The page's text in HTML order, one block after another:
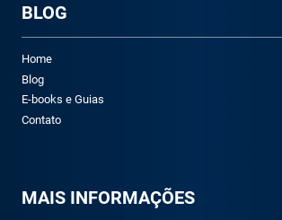
BLOG
Home
Blog
E-books e Guias
Contato
MAIS INFORMAÇÕES